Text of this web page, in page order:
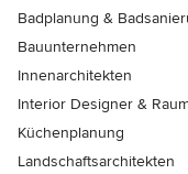
Badplanung &
Bauunternehmen
Innenarchitekten
Interior Designer &
Küchenplanung
Landschaftsarchitekten